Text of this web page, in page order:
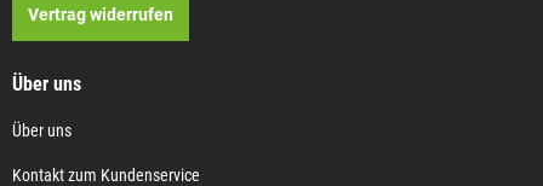
Vertrag widerrufen
Über uns
Über uns
Kontakt zum Kundenservice